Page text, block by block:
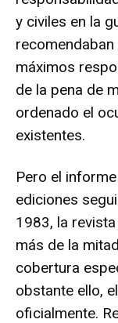
y civiles en la
máximos
de la pena de
ordenado el
existentes.
Pero el
ediciones
1983, la
más de la
cobertura
obstante ello,
oficialmente.